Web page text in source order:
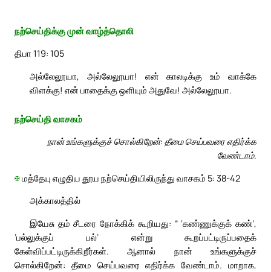
நற்செய்திக்கு முன் வாழ்த்தொலி
திபா 119: 105
அல்லேலூயா, அல்லேலூயா! என் காலடிக்கு உம் வாக்கே
விளக்கு! என் பாதைக்கு ஒளியும் அதுவே! அல்லேலூயா.
நற்செய்தி வாசகம்
நான் உங்களுக்குச் சொல்கிறேன்: தீமை செய்பவரை எதிர்க்க
வேண்டாம்.
✠மத்தேயு எழுதிய தூய நற்செய்தியிலிருந்து வாசகம் 5: 38-42
அக்காலத்தில்
இயேசு தம் சீடரை நோக்கிக் கூறியது: “ ‘கண்ணுக்குக் கண்’,
‘பல்லுக்குப் பல்’ என்று கூறப்பட்டிருப்பதைக்
கேள்விப்பட்டிருக்கிறீர்கள். ஆனால் நான் உங்களுக்குச்
சொல்கிறேன்: தீமை செய்பவரை எதிர்க்க வேண்டாம். மாறாக,